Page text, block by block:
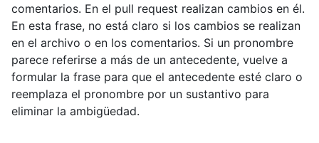
comentarios. En el pull request realizan cambios en él.
En esta frase, no está claro si los cambios se realizan
en el archivo o en los comentarios. Si un pronombre
parece referirse a más de un antecedente, vuelve a
formular la frase para que el antecedente esté claro o
reemplaza el pronombre por un sustantivo para
eliminar la ambigüedad.